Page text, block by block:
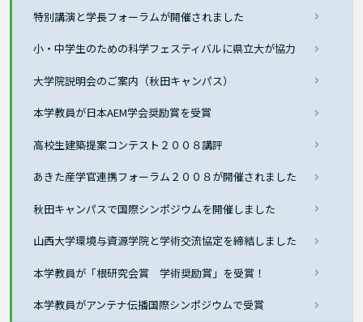
特別講演と学長フォーラムが開催されました
小・中学生のための科学フェスティバルに県立大が協力
大学院説明会のご案内（秋田キャンパス）
本学教員が日本AEM学会奨励賞を受賞
高校生建築提案コンテスト２００８講評
あきた産学官連携フォーラム２００８が開催されました
秋田キャンパスで国際シンポジウムを開催しました
山西大学環境与資源学院と学術交流協定を締結しました
本学教員が「根研究会賞 学術奨励賞」を受賞！
本学教員がアンテナ伝播国際シンポジウムで受賞